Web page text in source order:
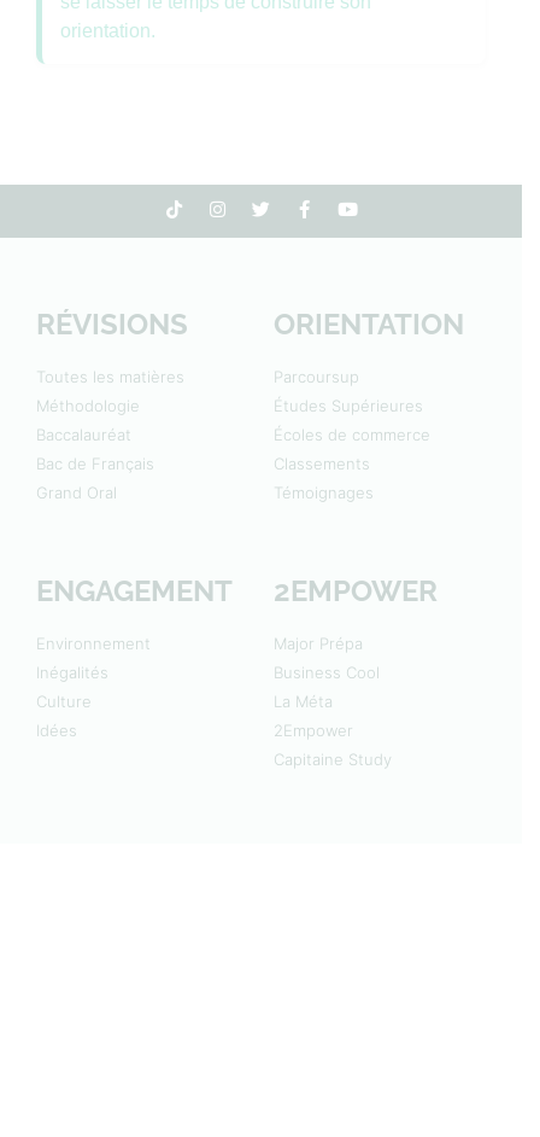
orientation.
RÉVISIONS
Toutes les matières
Méthodologie
Baccalauréat
Bac de Français
Grand Oral
ORIENTATION
Parcoursup
Études Supérieures
Écoles de commerce
Classements
Témoignages
ENGAGEMENT
Environnement
Inégalités
Culture
Idées
2EMPOWER
Major Prépa
Business Cool
La Méta
2Empower
Capitaine Study